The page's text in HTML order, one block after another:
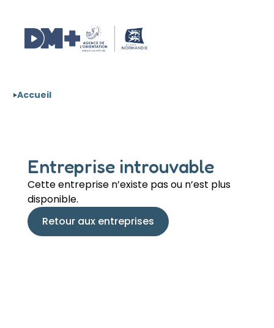
Accueil
Entreprise introuvable
Cette entreprise n’existe pas ou n’est plus
disponible.
Retour aux entreprises